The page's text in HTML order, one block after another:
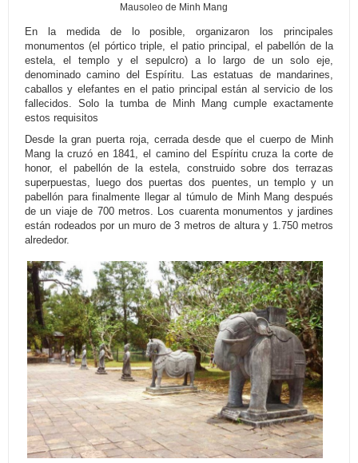
Mausoleo de Minh Mang
En la medida de lo posible, organizaron los principales
monumentos (el pórtico triple, el patio principal, el pabellón de la
estela, el templo y el sepulcro) a lo largo de un solo eje,
denominado camino del Espíritu. Las estatuas de mandarines,
caballos y elefantes en el patio principal están al servicio de los
fallecidos. Solo la tumba de Minh Mang cumple exactamente
estos requisitos
Desde la gran puerta roja, cerrada desde que el cuerpo de Minh
Mang la cruzó en 1841, el camino del Espíritu cruza la corte de
honor, el pabellón de la estela, construido sobre dos terrazas
superpuestas, luego dos puertas dos puentes, un templo y un
pabellón para finalmente llegar al túmulo de Minh Mang después
de un viaje de 700 metros. Los cuarenta monumentos y jardines
están rodeados por un muro de 3 metros de altura y 1.750 metros
alrededor.